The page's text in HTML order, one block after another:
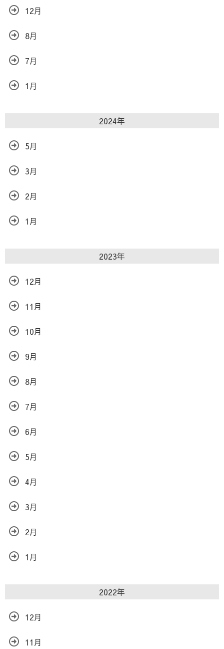
12月
8月
7月
1月
2024年
5月
3月
2月
1月
2023年
12月
11月
10月
9月
8月
7月
6月
5月
4月
3月
2月
1月
2022年
12月
11月